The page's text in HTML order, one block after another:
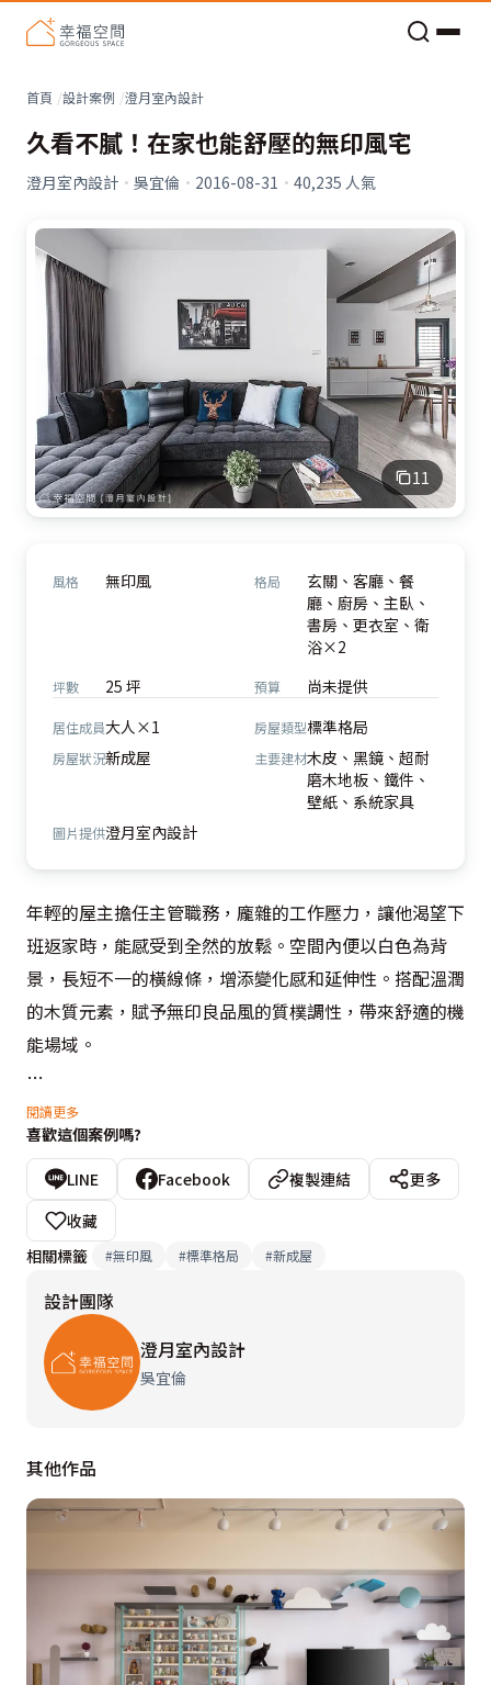
首頁 設計案例 澄月室內設計
久看不膩！在家也能舒壓的無印風宅
澄月室內設計 · 吳宜倫 · 2016-08-31 · 40,235 人氣
11
風格 無印風 格局
玄關、客廳、餐
廳、廚房、主臥、
書房、更衣室、衛
浴×2
坪數 25 坪 預算 尚未提供
居住成員大人×1 房屋類型標準格局
房屋狀況新成屋 主要建材木皮、黑鏡、超耐
磨木地板、鐵件、
壁紙、系統家具
圖片提供澄月室內設計
年輕的屋主擔任主管職務，龐雜的工作壓力，讓他渴望下
班返家時，能感受到全然的放鬆。空間內便以白色為背
景，長短不一的橫線條，增添變化感和延伸性。搭配溫潤
的木質元素，賦予無印良品風的質樸調性，帶來舒適的機
能場域。
順應單身屋主的生活需求，分別將兩間次臥打造為獨立更
衣室和書房，採用多功能的設計概念，架高書房地板，規
劃出臥榻區，創造居家最舒適的段落。納入風水格局考
量，吳宜倫設計師利用格柵和黑鏡，化解玄關穿堂煞；開
放式的餐廚區，利用鞋櫃和穿鞋椅，帶來明確的段落分
閱讀更多
喜歡這個案例嗎?
LINE Facebook 複製連結
更多
收藏
相關標籤
#無印風 #標準格局 #新成屋
設計團隊
澄月室內設計
吳宜倫
其他作品